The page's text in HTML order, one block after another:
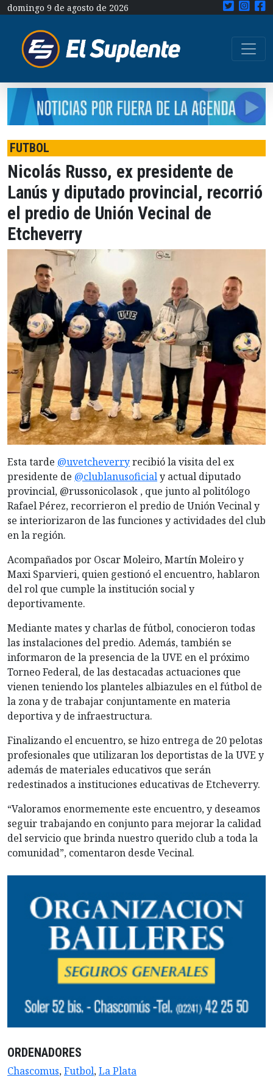
domingo 9 de agosto de 2026
FUTBOL
Nicolás Russo, ex presidente de
Lanús y diputado provincial, recorrió
el predio de Unión Vecinal de
Etcheverry
Esta tarde @uvetcheverryrecibió la visita del ex
presidente de @clublanusoficialy actual diputado
provincial, @russonicolasok , que junto al politólogo
Rafael Pérez, recorrieron el predio de Unión Vecinal y
se interiorizaron de las funciones y actividades del club
en la región.
Acompañados por Oscar Moleiro, Martín Moleiro y
Maxi Sparvieri, quien gestionó el encuentro, hablaron
del rol que cumple la institución social y
deportivamente.
Mediante mates y charlas de fútbol, conocieron todas
las instalaciones del predio. Además, también se
informaron de la presencia de la UVE en el próximo
Torneo Federal, de las destacadas actuaciones que
vienen teniendo los planteles albiazules en el fútbol de
la zona y de trabajar conjuntamente en materia
deportiva y de infraestructura.
Finalizando el encuentro, se hizo entrega de 20 pelotas
profesionales que utilizaran los deportistas de la UVE y
además de materiales educativos que serán
redestinados a instituciones educativas de Etcheverry.
“Valoramos enormemente este encuentro, y deseamos
seguir trabajando en conjunto para mejorar la calidad
del servicio que brinda nuestro querido club a toda la
comunidad”, comentaron desde Vecinal.
ORDENADORES
Chascomus,Futbol,La Plata